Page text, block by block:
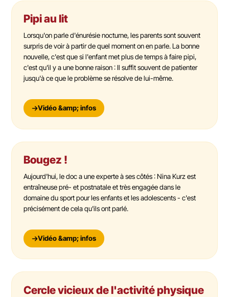
Pipi au lit
Lorsqu'on parle d'énurésie nocturne, les parents sont souvent
surpris de voir à partir de quel moment on en parle. La bonne
nouvelle, c'est que si l'enfant met plus de temps à faire pipi,
c'est qu'il y a une bonne raison : Il suffit souvent de patienter
jusqu'à ce que le problème se résolve de lui-même.
Vidéo &amp; infos
Bougez !
Aujourd'hui, le doc a une experte à ses côtés : Nina Kurz est
entraîneuse pré- et postnatale et très engagée dans le
domaine du sport pour les enfants et les adolescents - c'est
précisément de cela qu'ils ont parlé.
Vidéo &amp; infos
Cercle vicieux de l'activité physique